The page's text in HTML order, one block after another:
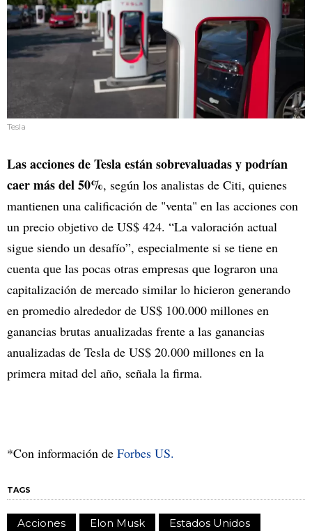
Tesla
Las acciones de Tesla están sobrevaluadas y podrían
caer más del 50%, según los analistas de Citi, quienes
mantienen una calificación de "venta" en las acciones con
un precio objetivo de US$ 424. “La valoración actual
sigue siendo un desafío”, especialmente si se tiene en
cuenta que las pocas otras empresas que lograron una
capitalización de mercado similar lo hicieron generando
en promedio alrededor de US$ 100.000 millones en
ganancias brutas anualizadas frente a las ganancias
anualizadas de Tesla de US$ 20.000 millones en la
primera mitad del año, señala la firma.
*Con información de Forbes US.
TAGS
Acciones Elon Musk
Estados Unidos